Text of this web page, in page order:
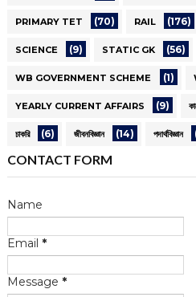
PRIMARY TET (70) RAIL (176)
SCIENCE (9) STATIC GK (56)
WB GOVERNMENT SCHEME (1)
YEARLY CURRENT AFFAIRS (9)
চাকরি (6) জীবনবিজ্ঞান (14) পদার্থবিজ্ঞান
CONTACT FORM
Name
Email *
Message *